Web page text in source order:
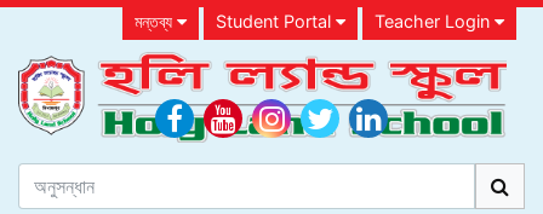
মন্তব্য Student Portal Teacher Login